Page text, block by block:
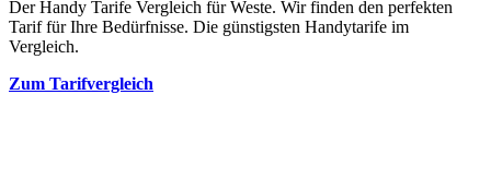
Der Handy Tarife Vergleich für Weste. Wir finden den perfekten
Tarif für Ihre Bedürfnisse. Die günstigsten Handytarife im
Vergleich.
Zum Tarifvergleich